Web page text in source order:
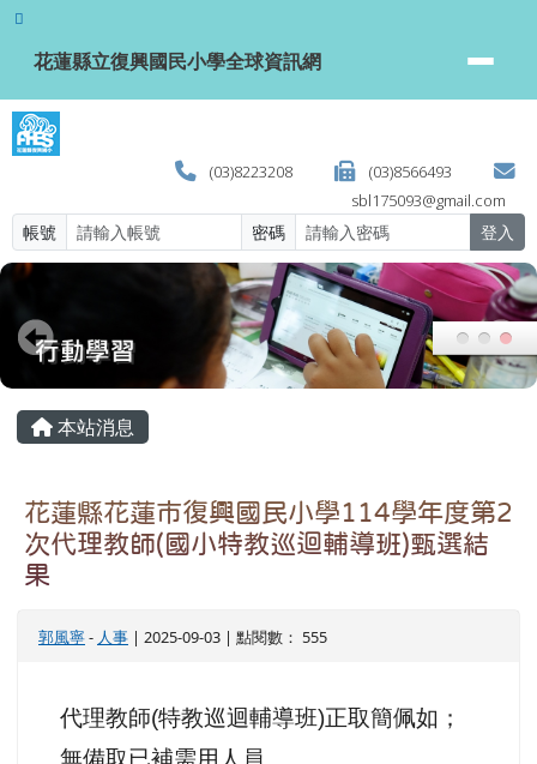
跳至主內容區
花蓮縣立復興國民小學全球資訊網
花蓮縣立復興國民小學全球資訊網
(03)8223208
(03)8566493
sbl175093@gmail.com
帳號 密碼 登入
主內容區域
本站消息
花蓮縣花蓮市復興國民小學114學年度第2
次代理教師(國小特教巡迴輔導班)甄選結
果
郭風寧- 人事 | 2025-09-03 | 點閱數： 555
代理教師(特教巡迴輔導班)正取簡佩如；
無備取已補需用人員
頁尾區域